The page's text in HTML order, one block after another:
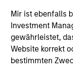
Mir ist ebenfalls
Investment
gewährleistet,
Website korrekt
bestimmten
CONSILIENT
The
Crowd